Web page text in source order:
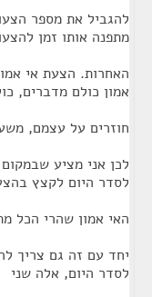
להגביל את מספר
מתפנה אותו זמן
האחרות. הצעת אי
אמון כולם מדברים,
חוזרים על עצמם,
לכן אני מציע
לסדר היום לקצץ
האי אמון שהרי הכל
יחד עם זה גם צריך
לסדר היום, אלה שני